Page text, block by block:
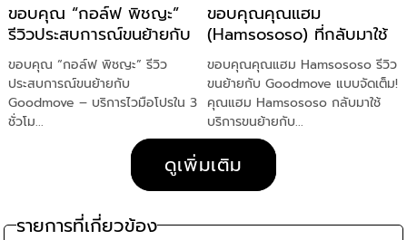
ขอบคุณ “กอล์ฟ พิชญะ”
รีวิวประสบการณ์ขนย้ายกับ
Goodmove – บริการไวมือ
โปรใน 3 ชั่วโมง!
ขอบคุณ “กอล์ฟ พิชญะ” รีวิว
ประสบการณ์ขนย้ายกับ
Goodmove – บริการไวมือโปรใน 3
ชั่วโม...
ขอบคุณคุณแฮม
(Hamsososo) ที่กลับมาใช้
บริการ Goodmove อีก
ครั้ง!
ขอบคุณคุณแฮม Hamsososo รีวิว
ขนย้ายกับ Goodmove แบบจัดเต็ม!
คุณแฮม Hamsososo กลับมาใช้
บริการขนย้ายกับ...
ดูเพิ่มเติม
รายการที่เกี่ยวข้อง